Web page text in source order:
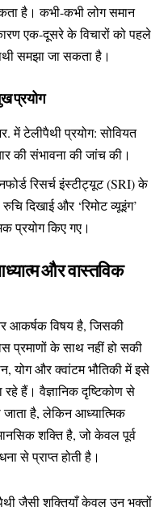
है। कभी-कभी लोग समान
एक-दूसरे के विचारों को पहले
समझा जा सकता है।
प्रयोग
में टेलीपैथी प्रयोग: सोवियत
की संभावना की जांच की।
रिसर्च इंस्टीट्यूट (SRI) के
दिखाई और ‘रिमोट व्यूइंग’
प्रयोग किए गए।
और वास्तविक
आकर्षक विषय है, जिसकी
प्रमाणों के साथ नहीं हो सकी
योग और क्वांटम भौतिकी में इसे
हैं। वैज्ञानिक दृष्टिकोण से
है, लेकिन आध्यात्मिक
शक्ति है, जो केवल पूर्व
से प्राप्त होती है।
जैसी शक्तियाँ केवल उन भक्तों